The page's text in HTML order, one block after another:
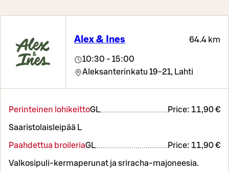
Alex & Ines 64.4 km
10:30 - 15:00
Aleksanterinkatu 19-21, Lahti
Perinteinen lohikeittoGL Price: 11,90 €
Saaristolaisleipää L
Paahdettua broileriaGL Price: 11,90 €
Valkosipuli-kermaperunat ja sriracha-majoneesia.